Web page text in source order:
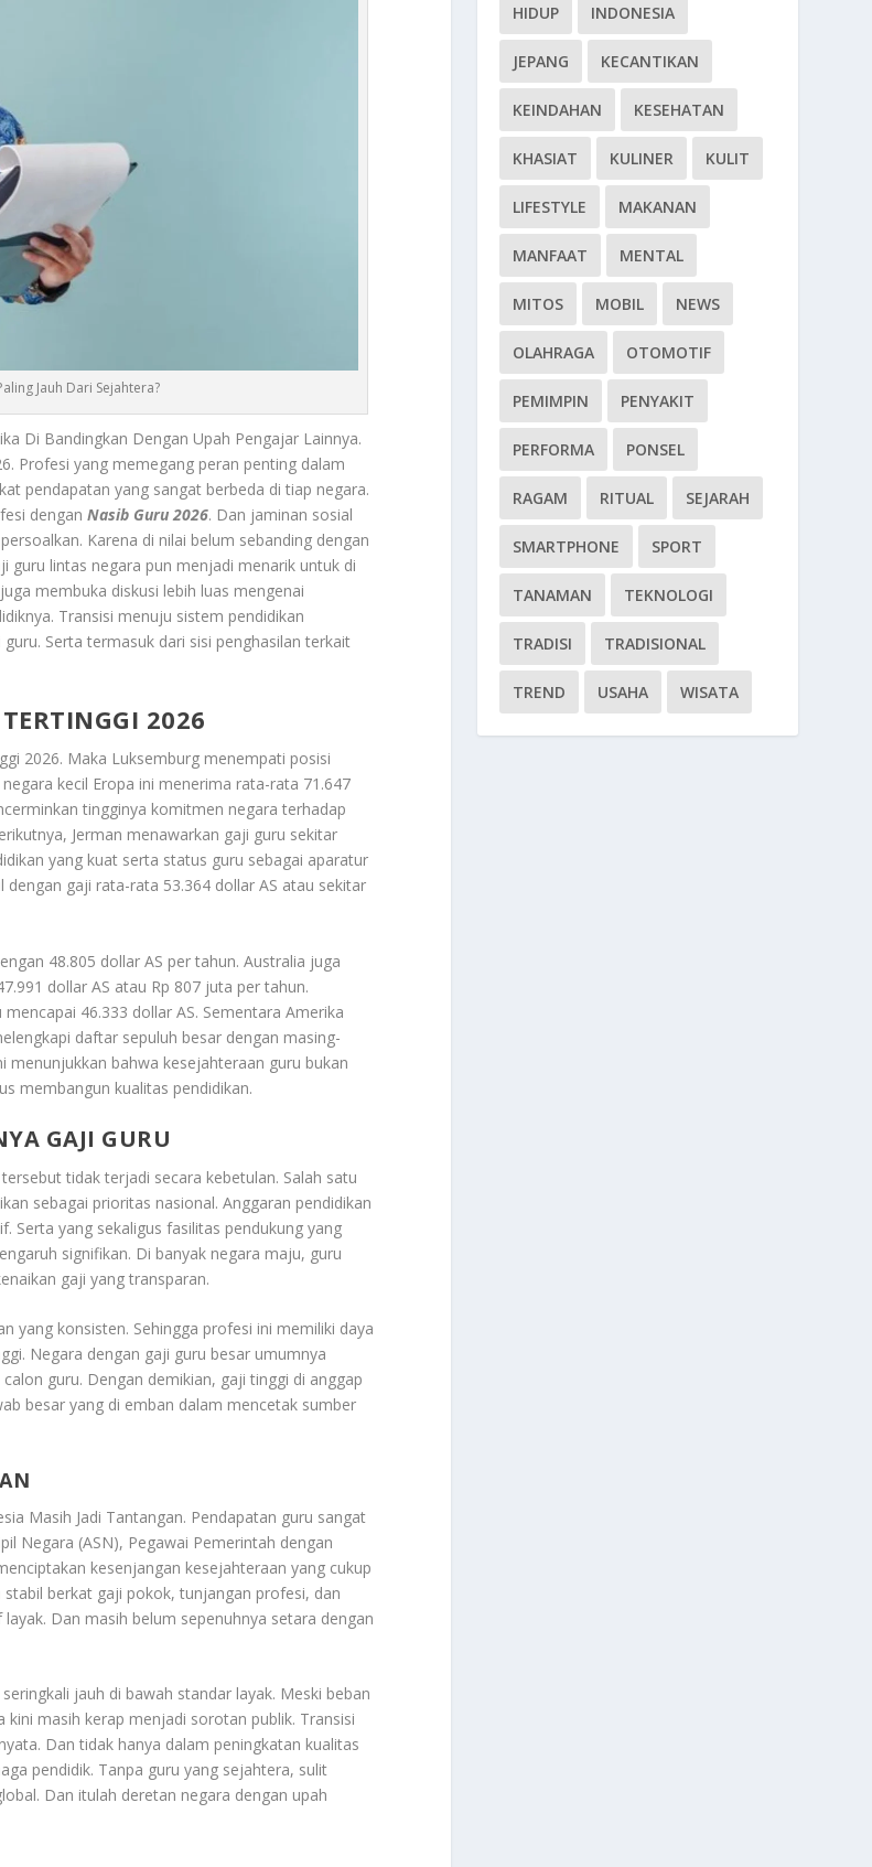
Jauh Dari Sejahtera?
Di Bandingkan Dengan Upah Pengajar Lainnya.
Profesi yang memegang peran penting dalam
pendapatan yang sangat berbeda di tiap negara.
denganNasib Guru 2026. Dan jaminan sosial
Karena di nilai belum sebanding dengan
guru lintas negara pun menjadi menarik untuk di
membuka diskusi lebih luas mengenai
Transisi menuju sistem pendidikan
Serta termasuk dari sisi penghasilan terkait
2026
2026. Maka Luksemburg menempati posisi
kecil Eropa ini menerima rata-rata 71.647
tingginya komitmen negara terhadap
Jerman menawarkan gaji guru sekitar
yang kuat serta status guru sebagai aparatur
gaji rata-rata 53.364 dollar AS atau sekitar
48.805 dollar AS per tahun. Australia juga
dollar AS atau Rp 807 juta per tahun.
46.333 dollar AS. Sementara Amerika
daftar sepuluh besar dengan masing-
menunjukkan bahwa kesejahteraan guru bukan
membangun kualitas pendidikan.
GAJI GURU
tidak terjadi secara kebetulan. Salah satu
sebagai prioritas nasional. Anggaran pendidikan
Serta yang sekaligus fasilitas pendukung yang
signifikan. Di banyak negara maju, guru
gaji yang transparan.
yang konsisten. Sehingga profesi ini memiliki daya
Negara dengan gaji guru besar umumnya
guru. Dengan demikian, gaji tinggi di anggap
besar yang di emban dalam mencetak sumber
Masih Jadi Tantangan. Pendapatan guru sangat
Negara (ASN), Pegawai Pemerintah dengan
kesenjangan kesejahteraan yang cukup
berkat gaji pokok, tunjangan profesi, dan
Dan masih belum sepenuhnya setara dengan
jauh di bawah standar layak. Meski beban
masih kerap menjadi sorotan publik. Transisi
Dan tidak hanya dalam peningkatan kualitas
pendidik. Tanpa guru yang sejahtera, sulit
Dan itulah deretan negara dengan upah
HIDUP INDONESIA
JEPANG KECANTIKAN
KEINDAHAN KESEHATAN
KHASIAT KULINER KULIT
LIFESTYLE MAKANAN
MANFAAT MENTAL
MITOS MOBIL NEWS
OLAHRAGA OTOMOTIF
PEMIMPIN PENYAKIT
PERFORMA PONSEL
RAGAM RITUAL SEJARAH
SMARTPHONE SPORT
TANAMAN TEKNOLOGI
TRADISI TRADISIONAL
TREND USAHA WISATA